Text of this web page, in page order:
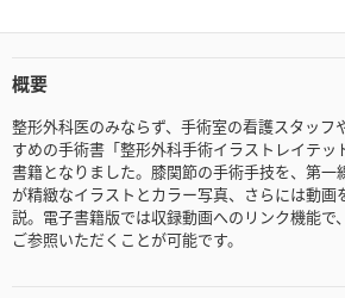
概要
整形外科医のみならず、手術室の看護スタッフ
すめの手術書「整形外科手術イラストレイテッ
書籍となりました。膝関節の手術手技を、第一
が精緻なイラストとカラー写真、さらには動画
説。電子書籍版では収録動画へのリンク機能で
ご参照いただくことが可能です。